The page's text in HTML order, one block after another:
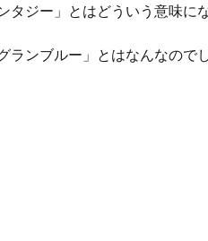
ジー」とはどういう意味に
ランブルー」とはなんなので